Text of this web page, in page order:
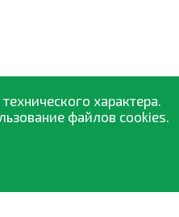
характера.
файлов cookies.